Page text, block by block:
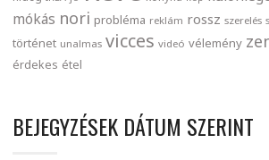
mókás nori probléma reklám rossz szerelés
történet unalmas vicces videó vélemény
érdekes étel
BEJEGYZÉSEK DÁTUM SZERINT